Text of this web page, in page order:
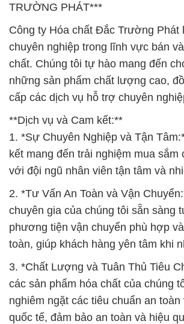
TRƯỜNG PHÁT***
Công ty Hóa chất Đắc Trường Phát
chuyên nghiệp trong lĩnh vực bán
chất. Chúng tôi tự hào mang đến
những sản phẩm chất lượng cao,
cấp các dịch vụ hỗ trợ chuyên
**Dịch vụ và Cam kết:**
1. *Sự Chuyên Nghiệp và Tận
kết mang đến trải nghiệm mua sắm
với đội ngũ nhân viên tận tâm và
2. *Tư Vấn An Toàn và Vận
chuyên gia của chúng tôi sẵn sàng
phương tiện vận chuyển phù hợp
toàn, giúp khách hàng yên tâm khi
3. *Chất Lượng và Tuân Thủ Tiêu
các sản phẩm hóa chất của chúng
nghiêm ngặt các tiêu chuẩn an
quốc tế, đảm bảo an toàn và hiệu